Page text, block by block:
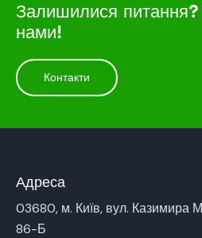
Залишилися питання?
нами!
Контакти
Адреса
03680, м. Київ, вул. Казимира
86-Б